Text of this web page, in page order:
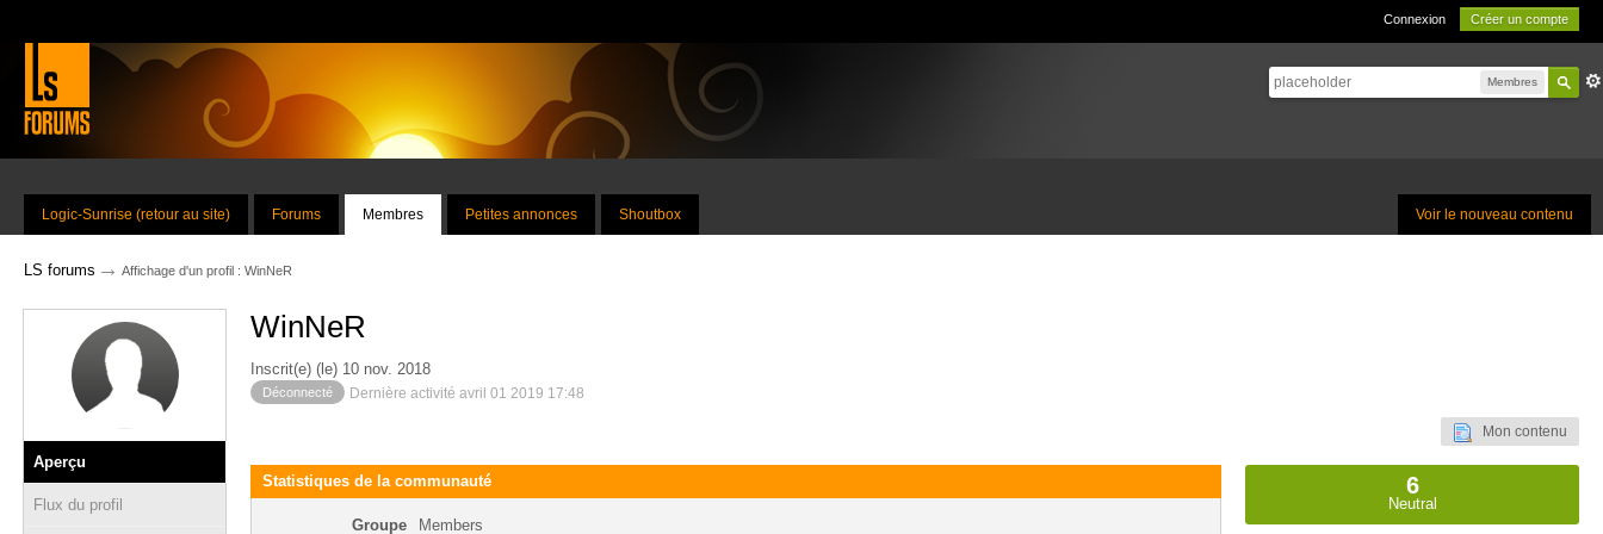
Connexion Créer un compte
Membres
Voir le nouveau contenu
Logic-Sunrise (retour au site) Forums Membres Petites annonces Shoutbox
LS forums → Affichage d'un profil : WinNeR
Aperçu
Flux du profil
WinNeR
Inscrit(e) (le) 10 nov. 2018
Déconnecté Dernière activité avril 01 2019 17:48
Mon contenu
Statistiques de la communauté
Groupe Members
6
Neutral